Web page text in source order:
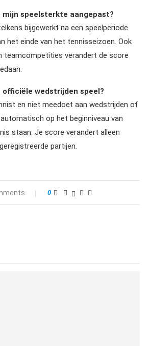
mijn speelsterkte aangepast?
bijgewerkt na een speelperiode.
het einde van het tennisseizoen. Ook
teamcompetities verandert de score
officiële wedstrijden speel?
en niet meedoet aan wedstrijden of
op het beginniveau van
staan. Je score verandert alleen
partijen.
0